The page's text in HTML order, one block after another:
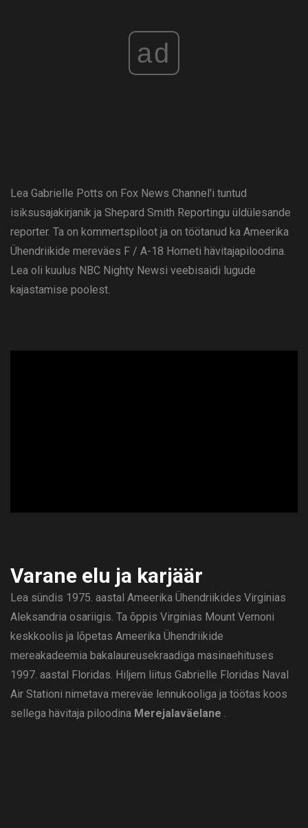
ad
Lea Gabrielle Potts on Fox News Channel'i tuntud
isiksusajakirjanik ja Shepard Smith Reportingu üldülesande
reporter. Ta on kommertspiloot ja on töötanud ka Ameerika
Ühendriikide mereväes F / A-18 Horneti hävitajapiloodina.
Lea oli kuulus NBC Nighty Newsi veebisaidi lugude
kajastamise poolest.
Varane elu ja karjäär
Lea sündis 1975. aastal Ameerika Ühendriikides Virginias
Aleksandria osariigis. Ta õppis Virginias Mount Vernoni
keskkoolis ja lõpetas Ameerika Ühendriikide
mereakadeemia bakalaureusekraadiga masinaehituses
1997. aastal Floridas. Hiljem liitus Gabrielle Floridas Naval
Air Stationi nimetava mereväe lennukooliga ja töötas koos
sellega hävitaja piloodina Merejalaväelane .